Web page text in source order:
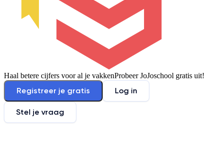
Haal betere cijfers voor al je vakkenProbeer JoJoschool gratis uit!
Registreer je gratis Log in
Stel je vraag